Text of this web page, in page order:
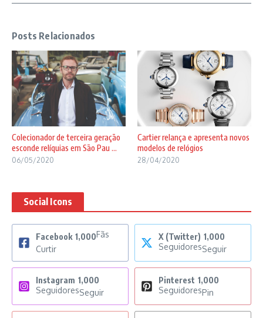
Posts Relacionados
Colecionador de terceira geração
esconde relíquias em São Pau ...
06/05/2020
Cartier relança e apresenta novos
modelos de relógios
28/04/2020
Social Icons
Facebook 1,000Fãs
Curtir
X (Twitter) 1,000
SeguidoresSeguir
Instagram 1,000
SeguidoresSeguir
Pinterest 1,000
SeguidoresPin